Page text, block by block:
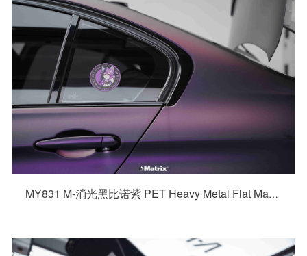
MY831 M-消光黑比诺紫 PET Heavy Metal Flat Magic Purple 宝马3系